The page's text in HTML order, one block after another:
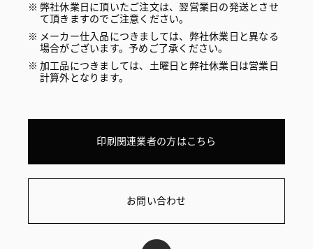
弊社休業日に頂いたご注文は、翌営業日の発送とさせ
て頂きますのでご注意ください。
メーカー仕入品につきましては、弊社休業日と異なる
場合がございます。予めご了承ください。
加工品につきましては、土曜日と弊社休業日は営業日
計算外となります。
印刷関連業者の方はこちら
お問い合わせ